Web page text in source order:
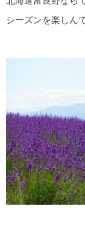
シーズンを楽しん